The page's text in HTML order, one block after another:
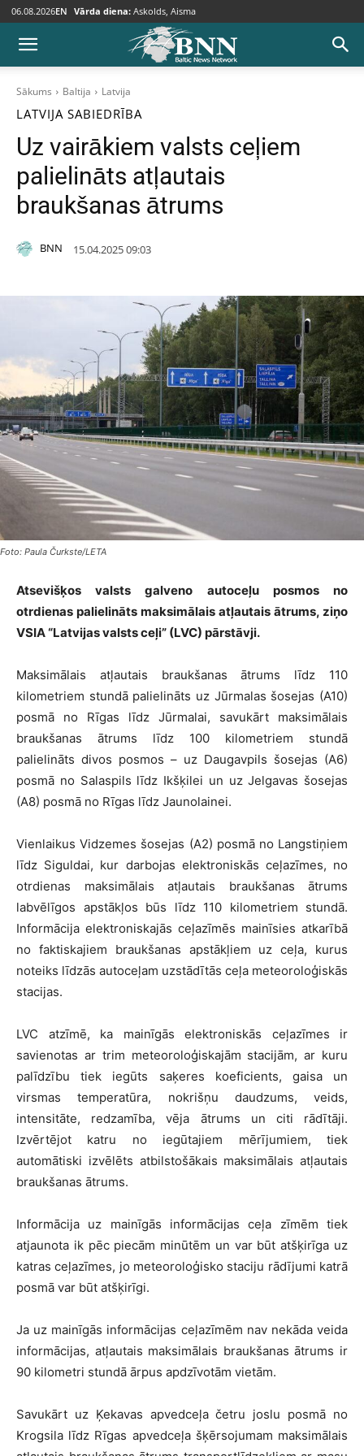
06.08.2026EN Vārda diena: Askolds, Aisma
Sākums Baltija Latvija
LATVIJA SABIEDRĪBA
Uz vairākiem valsts ceļiem
palielināts atļautais
braukšanas ātrums
BNN 15.04.2025 09:03
Foto: Paula Čurkste/LETA
Atsevišķos valsts galveno autoceļu posmos no
otrdienas palielināts maksimālais atļautais ātrums, ziņo
VSIA “Latvijas valsts ceļi” (LVC) pārstāvji.
Maksimālais atļautais braukšanas ātrums līdz 110
kilometriem stundā palielināts uz Jūrmalas šosejas (A10)
posmā no Rīgas līdz Jūrmalai, savukārt maksimālais
braukšanas ātrums līdz 100 kilometriem stundā
palielināts divos posmos – uz Daugavpils šosejas (A6)
posmā no Salaspils līdz Ikšķilei un uz Jelgavas šosejas
(A8) posmā no Rīgas līdz Jaunolainei.
Vienlaikus Vidzemes šosejas (A2) posmā no Langstiņiem
līdz Siguldai, kur darbojas elektroniskās ceļazīmes, no
otrdienas maksimālais atļautais braukšanas ātrums
labvēlīgos apstākļos būs līdz 110 kilometriem stundā.
Informācija elektroniskajās ceļazīmēs mainīsies atkarībā
no faktiskajiem braukšanas apstākļiem uz ceļa, kurus
noteiks līdzās autoceļam uzstādītās ceļa meteoroloģiskās
stacijas.
LVC atzīmē, ka mainīgās elektroniskās ceļazīmes ir
savienotas ar trim meteoroloģiskajām stacijām, ar kuru
palīdzību tiek iegūts saķeres koeficients, gaisa un
virsmas temperatūra, nokrišņu daudzums, veids,
intensitāte, redzamība, vēja ātrums un citi rādītāji.
Izvērtējot katru no iegūtajiem mērījumiem, tiek
automātiski izvēlēts atbilstošākais maksimālais atļautais
braukšanas ātrums.
Informācija uz mainīgās informācijas ceļa zīmēm tiek
atjaunota ik pēc piecām minūtēm un var būt atšķirīga uz
katras ceļazīmes, jo meteoroloģisko staciju rādījumi katrā
posmā var būt atšķirīgi.
Ja uz mainīgās informācijas ceļazīmēm nav nekāda veida
informācijas, atļautais maksimālais braukšanas ātrums ir
90 kilometri stundā ārpus apdzīvotām vietām.
Savukārt uz Ķekavas apvedceļa četru joslu posmā no
Krogsila līdz Rīgas apvedceļa šķērsojumam maksimālais